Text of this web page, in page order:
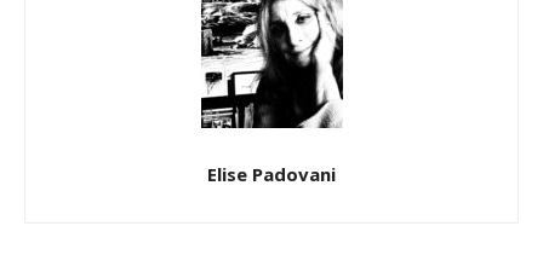
Elise Padovani